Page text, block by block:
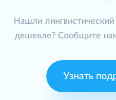
Нашли
дешевле? Сообщите
Узнать